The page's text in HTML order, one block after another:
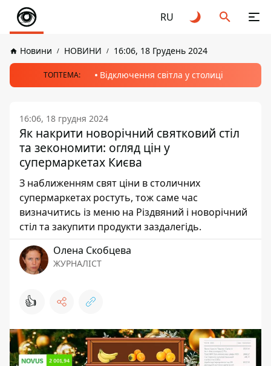
RU
Новини НОВИНИ 16:06, 18 Грудень 2024
ТОПТЕМА: Відключення світла у столиці
16:06, 18 грудня 2024
Як накрити новорічний святковий стіл
та зекономити: огляд цін у
супермаркетах Києва
З наближенням свят ціни в столичних
супермаркетах ростуть, тож саме час
визначитись із меню на Різдвяний і новорічний
стіл та закупити продукти заздалегідь.
Олена Скобцева
ЖУРНАЛІСТ
👍